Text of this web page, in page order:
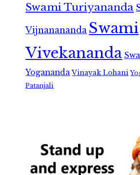
Swami Turiyananda
Vijnanananda Swami
Vivekananda
Yogananda Vinayak Lohani
Patanjali